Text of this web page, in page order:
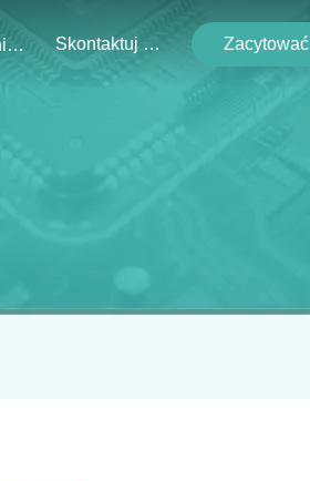
Wydarzenia Skontaktuj Się Z Nami Zacytować